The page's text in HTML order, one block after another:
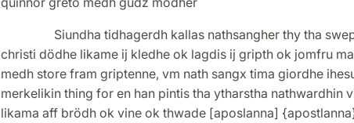
Siundha tidhagerdh kallas nathsangher thy tha
christi dödhe likame ij kledhe ok lagdis ij gripth ok jomfru
medh store fram griptenne, vm nath sangx tima giordhe
merkelikin thing for en han pintis tha ytharstha nathwardhin
likama aff brödh ok vine ok thwade [aposlanna]